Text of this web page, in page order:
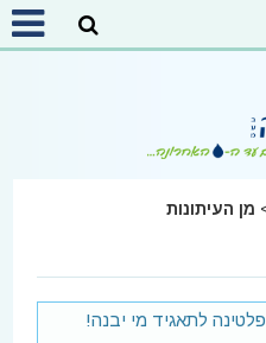
מן העיתונות
לתאגיד מי יבנה!